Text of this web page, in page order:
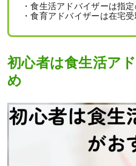
・食生活アドバイザーは指
・食育アドバイザーは在宅
初心者は食生活ア
め